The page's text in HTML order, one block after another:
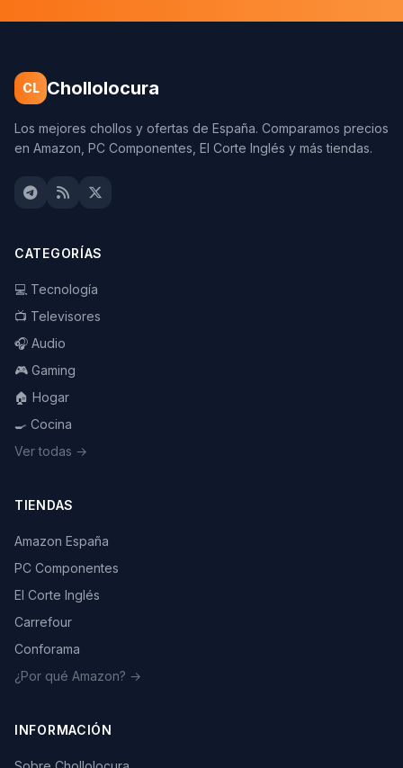
CL Chollolocura
Los mejores chollos y ofertas de España. Comparamos precios
en Amazon, PC Componentes, El Corte Inglés y más tiendas.
CATEGORÍAS
💻 Tecnología
📺 Televisores
🎧 Audio
🎮 Gaming
🏠 Hogar
🍳 Cocina
Ver todas →
TIENDAS
Amazon España
PC Componentes
El Corte Inglés
Carrefour
Conforama
¿Por qué Amazon? →
INFORMACIÓN